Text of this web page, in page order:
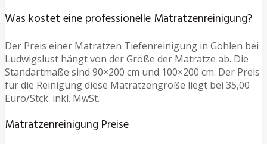
Was kostet eine professionelle Matratzenreinigung?
Der Preis einer Matratzen Tiefenreinigung in Göhlen bei
Ludwigslust hängt von der Größe der Matratze ab. Die
Standartmaße sind 90×200 cm und 100×200 cm. Der Preis
für die Reinigung diese Matratzengröße liegt bei 35,00
Euro/Stck. inkl. MwSt.
Matratzenreinigung Preise